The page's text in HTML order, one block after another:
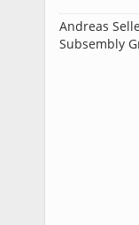
Andreas Selle
Subsembly